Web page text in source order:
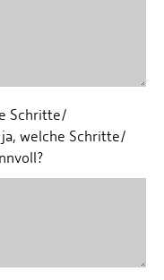
Schritte/
welche Schritte/